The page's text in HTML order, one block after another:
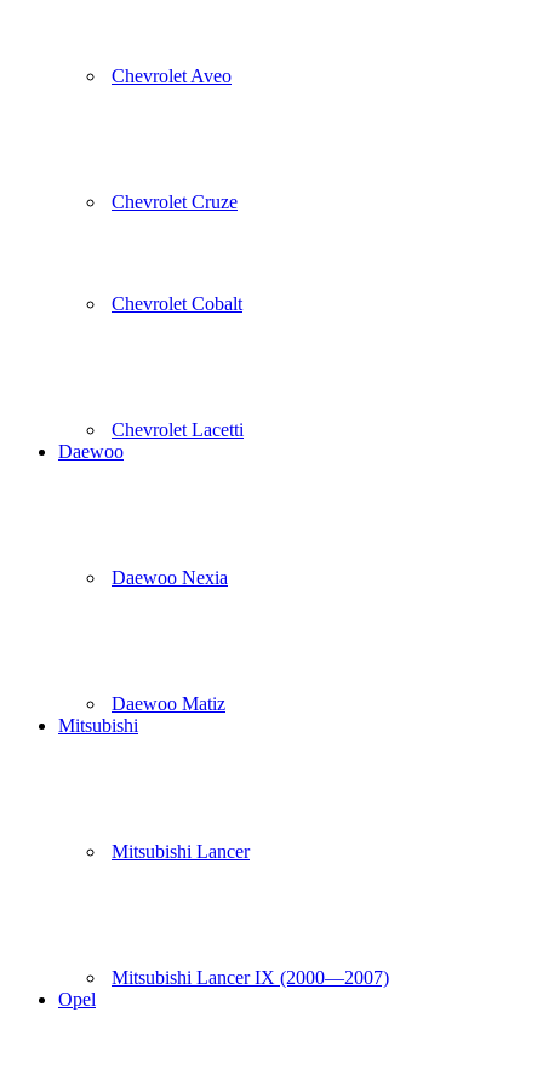
Chevrolet Aveo
Chevrolet Cruze
Chevrolet Cobalt
Chevrolet Lacetti
Daewoo
Daewoo Nexia
Daewoo Matiz
Mitsubishi
Mitsubishi Lancer
Mitsubishi Lancer IX (2000—2007)
Opel